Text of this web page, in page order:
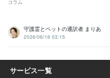
コラム
守護霊とペットの通訳者 まりあ
2026/06/16 03:15